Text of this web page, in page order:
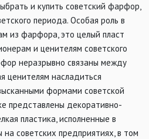
и купить советский фарфор,
периода. Особая роль в
из фарфора, это целый пласт
и ценителям советского
неразрывно связаны между
ценителям насладиться
формами советской
представлены декоративно-
пластика, исполненные в
советских предприятиях, в том